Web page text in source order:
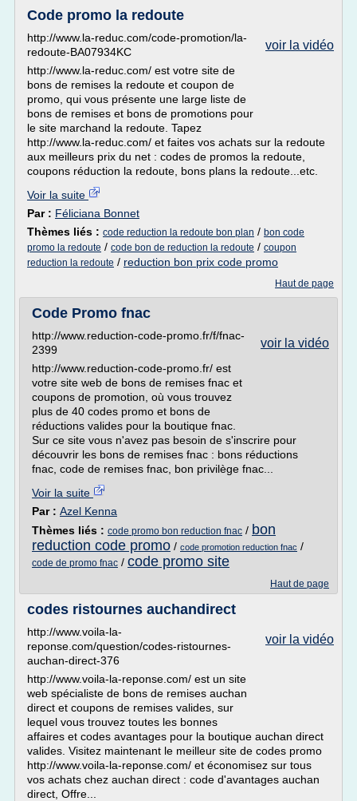
Code promo la redoute
voir la vidéo
http://www.la-reduc.com/code-promotion/la-
redoute-BA07934KC
http://www.la-reduc.com/ est votre site de
bons de remises la redoute et coupon de
promo, qui vous présente une large liste de
bons de remises et bons de promotions pour
le site marchand la redoute. Tapez
http://www.la-reduc.com/ et faites vos achats sur la redoute
aux meilleurs prix du net : codes de promos la redoute,
coupons réduction la redoute, bons plans la redoute...etc.
Voir la suite
Par : Féliciana Bonnet
Thèmes liés : code reduction la redoute bon plan / bon code
promo la redoute / code bon de reduction la redoute / coupon
reduction la redoute / reduction bon prix code promo
Haut de page
Code Promo fnac
voir la vidéo
http://www.reduction-code-promo.fr/f/fnac-
2399
http://www.reduction-code-promo.fr/ est
votre site web de bons de remises fnac et
coupons de promotion, où vous trouvez
plus de 40 codes promo et bons de
réductions valides pour la boutique fnac.
Sur ce site vous n'avez pas besoin de s'inscrire pour
découvrir les bons de remises fnac : bons réductions
fnac, code de remises fnac, bon privilège fnac...
Voir la suite
Par : Azel Kenna
Thèmes liés : code promo bon reduction fnac / bon
reduction code promo / code promotion reduction fnac /
code de promo fnac / code promo site
Haut de page
codes ristournes auchandirect
voir la vidéo
http://www.voila-la-
reponse.com/question/codes-ristournes-
auchan-direct-376
http://www.voila-la-reponse.com/ est un site
web spécialiste de bons de remises auchan
direct et coupons de remises valides, sur
lequel vous trouvez toutes les bonnes
affaires et codes avantages pour la boutique auchan direct
valides. Visitez maintenant le meilleur site de codes promo
http://www.voila-la-reponse.com/ et économisez sur tous
vos achats chez auchan direct : code d'avantages auchan
direct, Offre...